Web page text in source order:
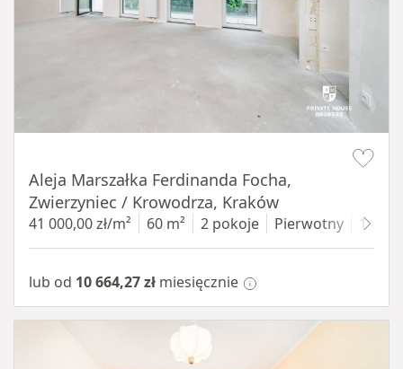
Aleja Marszałka Ferdinanda Focha,
Zwierzyniec / Krowodrza, Kraków
41 000,00 zł/m² 60 m² 2 pokoje Pierwotny 1
lub od 10 664,27 zł miesięcznie